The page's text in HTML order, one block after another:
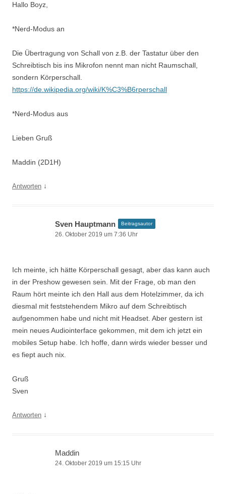
Hallo Boyz,
*Nerd-Modus an
Die Übertragung von Schall von z.B. der Tastatur über den
Schreibtisch bis ins Mikrofon nennt man nicht Raumschall,
sondern Körperschall.
https://de.wikipedia.org/wiki/K%C3%B6rperschall
*Nerd-Modus aus
Lieben Gruß
Maddin (2D1H)
Antworten ↓
Sven Hauptmann Beitragsautor
26. Oktober 2019 um 7:36 Uhr
Ich meinte, ich hätte Körperschall gesagt, aber das kann auch
in der Preshow gewesen sein. Mit der Frage, ob man den
Raum hört meinte ich den Hall aus dem Hotelzimmer, da ich
diesmal mit feststehendem Mikro auf dem Schreibtisch
aufgenommen habe und nicht mit Headset. Aber gestern ist
mein neues Audiointerface gekommen, mit dem ich jetzt ein
mobiles Setup habe. Ich hoffe, dann wirds wieder besser und
es fiept auch nix.
Gruß
Sven
Antworten ↓
Maddin
24. Oktober 2019 um 15:15 Uhr